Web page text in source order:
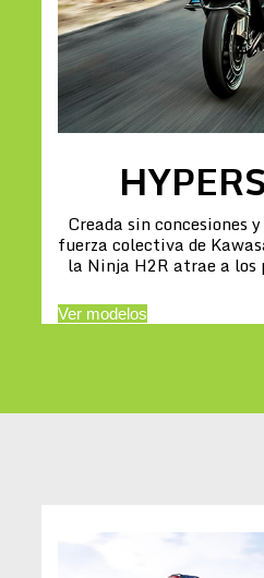
Creada sin concesiones
fuerza colectiva de
la Ninja H2R atrae a los
Ver modelos